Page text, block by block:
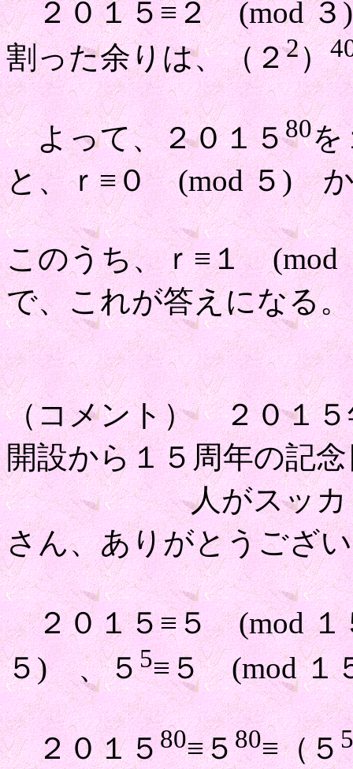
２０１５≡２ (mod ３
割った余りは、（２2）
よって、２０１５80を
と、ｒ≡０ (mod ５) か
このうち、ｒ≡１
で、これが答えになる。
（コメント） ２０１５
開設から１５周年の記
人がスッカリ忘
さん、ありがとうござ
２０１５≡５ (mod
５) 、５5≡５ (mod １
２０１５80≡５80≡（５5